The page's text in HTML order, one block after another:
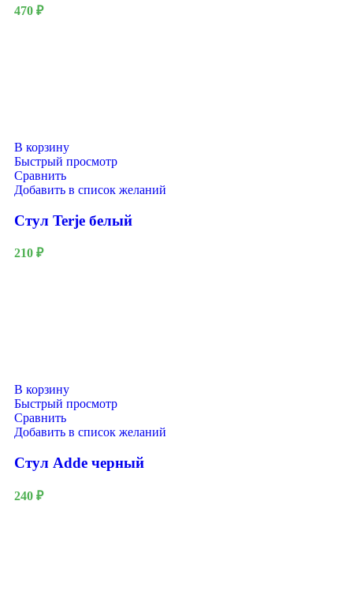
470 ₽
В корзину
Быстрый просмотр
Сравнить
Добавить в список желаний
Стул Terje белый
210 ₽
В корзину
Быстрый просмотр
Сравнить
Добавить в список желаний
Стул Adde черный
240 ₽